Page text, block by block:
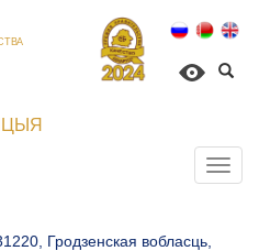
Гродзенская вобласць,